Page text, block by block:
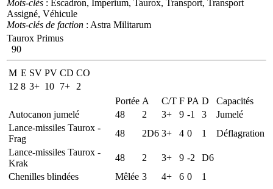
Mots-clés : Escadron, Imperium, Taurox, Transport, Transport
Assigné, Véhicule
Mots-clés de faction : Astra Militarum
Taurox Primus
90
M E SV PV CD CO
12 8 3+ 10 7+
2
Portée A C/T F PA D
Capacités
Autocanon jumelé
48 2 3+ 9 -1 3
Jumelé
Lance-missiles Taurox -
Frag
48 2D6 3+ 4 0 1
Déflagration
Lance-missiles Taurox -
Krak
48 2 3+ 9 -2
D6
Chenilles blindées
Mêlée 3 4+ 6 0 1